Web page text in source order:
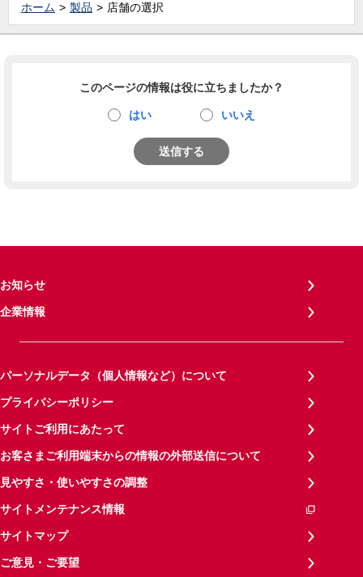
ホーム 製品 店舗の選択
このページの情報は役に立ちましたか？
はい いいえ
送信する
お知らせ
企業情報
パーソナルデータ（個人情報など）について
プライバシーポリシー
サイトご利用にあたって
お客さまご利用端末からの情報の外部送信について
見やすさ・使いやすさの調整
サイトメンテナンス情報
サイトマップ
ご意見・ご要望